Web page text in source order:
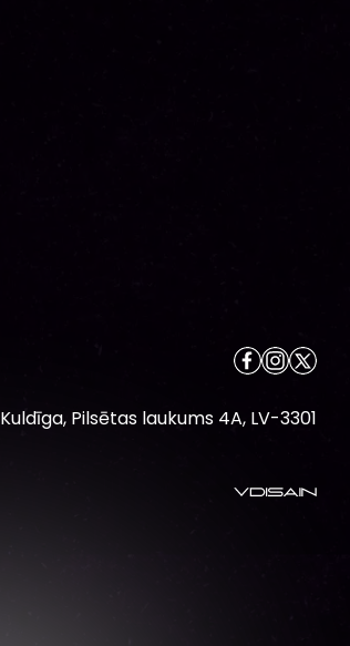
Kuldīga, Pilsētas laukums 4A, LV-3301